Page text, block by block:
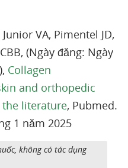
VA, Pimentel JD,
(Ngày đăng: Ngày
Collagen
and orthopedic
the literature, Pubmed.
1 năm 2025
không có tác dụng